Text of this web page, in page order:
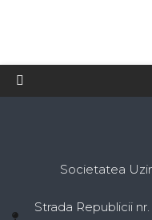
Societatea
Strada Republicii